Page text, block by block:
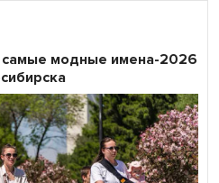
модные имена-2026